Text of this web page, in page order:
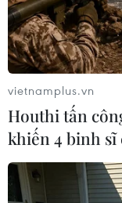
TIN LIÊN
vietnamplus.vn
Houthi tấn
khiến 4 binh sĩ